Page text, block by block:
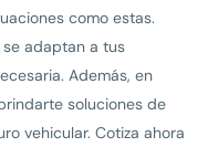
como estas.
se adaptan a tus
Además, en
soluciones de
vehicular. Cotiza ahora